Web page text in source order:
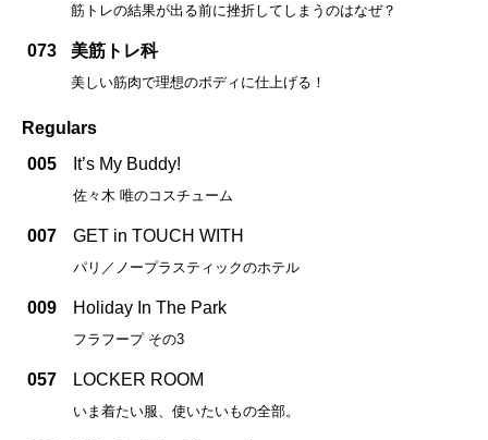
筋トレの結果が出る前に挫折してしまうのはなぜ？
073 美筋トレ科
美しい筋肉で理想のボディに仕上げる！
Regulars
005
It’s My Buddy!
佐々木 唯のコスチューム
007 GET in TOUCH WITH
パリ／ノープラスティックのホテル
009 Holiday In The Park
フラフープ その3
057 LOCKER ROOM
いま着たい服、使いたいもの全部。